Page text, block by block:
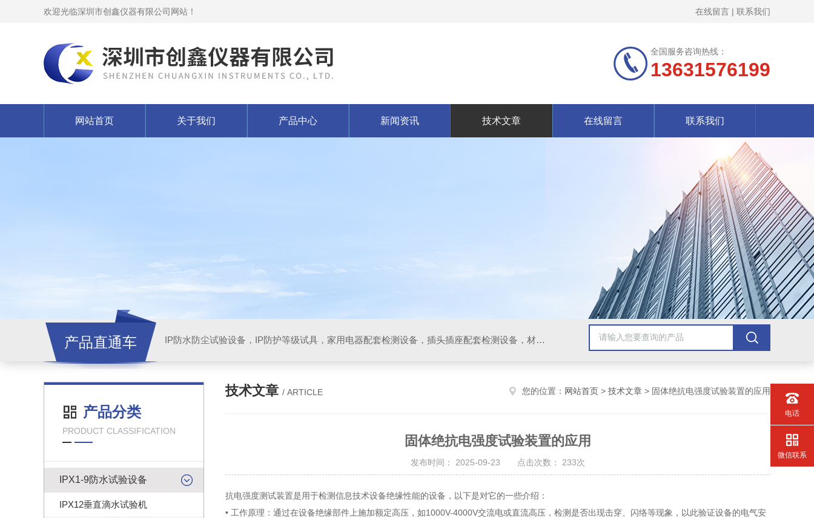
欢迎光临深圳市创鑫仪器有限公司网站！ 在线留言 | 联系我们
全国服务咨询热线：
13631576199
网站首页 关于我们 产品中心 新闻资讯 技术文章 在线留言 联系我们
产品直通车 IP防水防尘试验设备，IP防护等级试具，家用电器配套检测设备，插头插座配套检测设备，材料阻燃试验设备，碰撞试验装置，GB4943.1配套检测产品，GB9706.1医用电气配套试验设备
产品分类
PRODUCT CLASSIFICATION
IPX1-9防水试验设备
IPX12垂直滴水试验机
技术文章 / ARTICLE 您的位置： 网站首页 > 技术文章 > 固体绝抗电强度试验装置的应用
固体绝抗电强度试验装置的应用
发布时间： 2025-09-23 点击次数： 233次
抗电强度测试装置是用于检测信息技术设备绝缘性能的设备，以下是对它的一些介绍：
• 工作原理：通过在设备绝缘部件上施加额定高压，如1000V-4000V交流电或直流高压，检测是否出现击穿、闪络等现象，以此验证设备的电气安
电话
微信联系